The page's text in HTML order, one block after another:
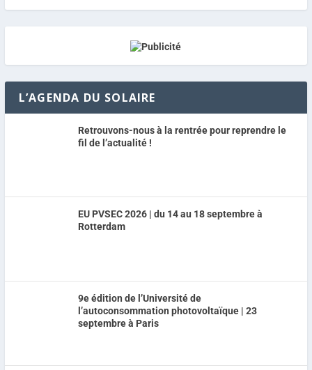
L’AGENDA DU SOLAIRE
Retrouvons-nous à la rentrée pour reprendre le
fil de l’actualité !
EU PVSEC 2026 | du 14 au 18 septembre à
Rotterdam
9e édition de l’Université de
l’autoconsommation photovoltaïque | 23
septembre à Paris